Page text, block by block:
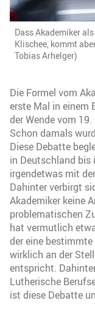
Dass Akademiker
Klischee, kommt
Tobias Arhelger)
Die Formel vom
erste Mal in einem
der Wende vom
Schon damals
Diese Debatte
in Deutschland bis
irgendetwas mit
Dahinter verbirgt
Akademiker keine
problematischen
hat vermutlich
der eine
wirklich an der
entspricht.
Lutherische
ist diese Debatte